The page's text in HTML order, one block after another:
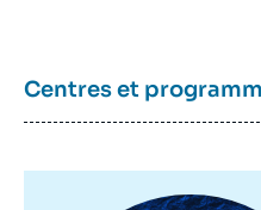
Centres et